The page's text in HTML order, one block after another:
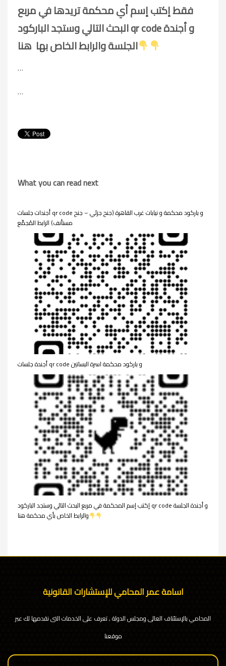
فقط إكتب إسم أي محكمة تريدها في مربع
البحث التالي وستجد الباركود qr code و أجندة
الجلسة والرابط الخاص بها هنا
…
…
What you can read next
أجندات جلسات qr code و باركود محكمة و نيابات غرب القاهرة (جنح جزئي – جنح
مستأنف) الرابط المُجمَّع
أجندة جلسات qr code و باركود محكمة اسرة البساتين
إكتب إسم المحكمة في مربع البحث التالي وستجد الباركود qr code و أجندة الجلسة
والرابط الخاص بأي محكمة هنا
اسامة عمر المحامي للإستشارات القانونية
المحامي بالإستئناف العالى ومجلس الدولة , تعرف على الخدمات التى نقدمها لك عبر
موقعنا